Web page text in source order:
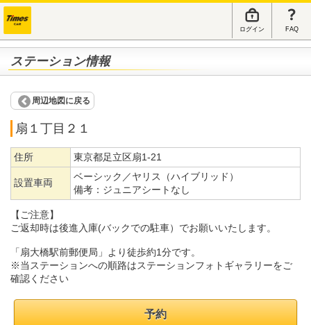
ログイン FAQ
ステーション情報
周辺地図に戻る
扇１丁目２１
住所 東京都足立区扇1-21
設置車両
ベーシック／ヤリス（ハイブリッド）
備考： ジュニアシートなし
【ご注意】
ご返却時は後進入庫(バックでの駐車）でお願いいたします。
「扇大橋駅前郵便局」より徒歩約1分です。
※当ステーションへの順路はステーションフォトギャラリーをご
確認ください
予約